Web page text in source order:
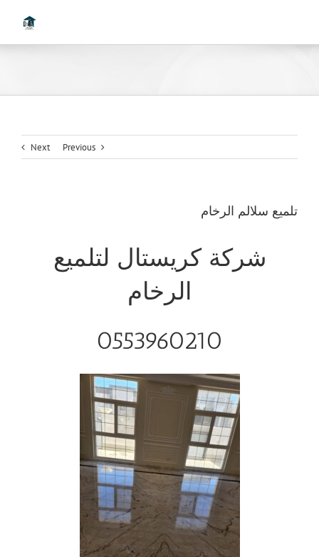
Previous
Next
تلميع سلالم الرخام
شركة كريستال لتلميع
الرخام
0553960210